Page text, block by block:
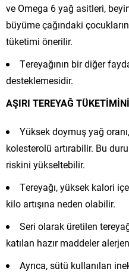
ve Omega 6 yağ asitleri,
büyüme çağındaki
tüketimi önerilir.
Tereyağının bir diğer
desteklemesidir.
AŞIRI TEREYAĞ
Yüksek doymuş yağ
kolesterolü artırabilir. Bu
riskini yükseltebilir.
Tereyağı, yüksek kalori
kilo artışına neden olabilir.
Seri olarak üretilen
katılan hazır maddeler
Ayrıca, sütü kullanılan